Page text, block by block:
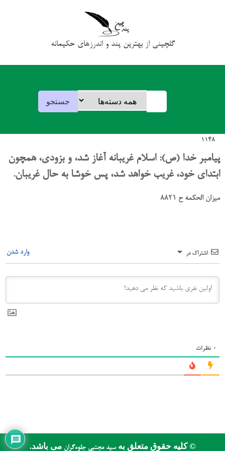
گلچینی از بهترین پند و اندرزهای حکیمانه
1148
پیامبر خدا (ص): اسلام غریبانه آغاز شد، و بزودی، همچون
ابتدای خود، غریب خواهد شد، پس خوشا به حال غریبان.
میزان الحکمه ح 8821
اشتراک در وارد شدن
0 نظرات
© کلیه حقوق متعلق بهسید مجتبی جلوه‌گرانمی باشد.